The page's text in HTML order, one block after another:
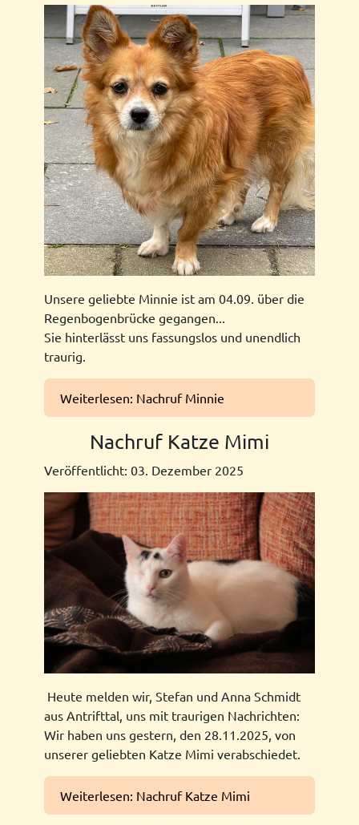
Unsere geliebte Minnie ist am 04.09. über die
Regenbogenbrücke gegangen...
Sie hinterlässt uns fassungslos und unendlich
traurig.
Weiterlesen: Nachruf Minnie
Nachruf Katze Mimi
Veröffentlicht: 03. Dezember 2025
Heute melden wir, Stefan und Anna Schmidt
aus Antrifttal, uns mit traurigen Nachrichten:
Wir haben uns gestern, den 28.11.2025, von
unserer geliebten Katze Mimi verabschiedet.
Weiterlesen: Nachruf Katze Mimi